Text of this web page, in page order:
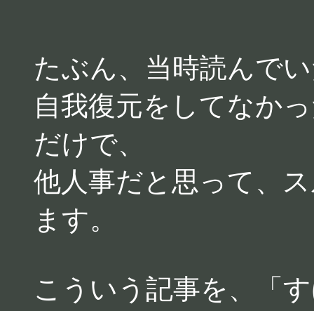
たぶん、当時読んで
自我復元をしてなか
だけで、
他人事だと思って、
ます。
こういう記事を、「